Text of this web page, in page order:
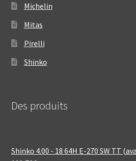
Michelin
Mitas
Pirelli
Shinko
Des produits
Shinko 4.00 - 18 64H E-270 SW TT